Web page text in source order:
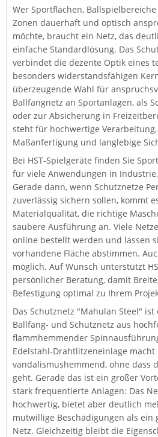
Wer Sportflächen,
Zonen dauerhaft und optisch
möchte, braucht ein Netz, das
einfache Standardlösung. Das
verbindet die dezente Optik eines
besonders widerstandsfähigen
überzeugende Wahl für
Ballfangnetz an Sportanlagen, als
oder zur Absicherung in
steht für hochwertige Verarbeitung,
Maßanfertigung und langlebige
Bei HST-Spielgeräte finden Sie
für viele Anwendungen in
Gerade dann, wenn Schutznetze
zuverlässig sichern sollen, kommt
Materialqualität, die richtige
saubere Ausführung an. Viele
online bestellt werden und lassen
vorhandene Fläche abstimmen.
möglich. Auf Wunsch unterstützt
persönlicher Beratung, damit
Befestigung optimal zu Ihrem
Das Schutznetz "Mahulan Steel" ist
Ballfang- und Schutznetz aus
flammhemmender
Edelstahl-Drahtlitzeneinlage macht
vandalismushemmend, ohne dass
geht. Gerade das ist ein großer
stark frequentierte Anlagen: Das
hochwertig, bietet aber deutlich
mutwillige Beschädigungen als ein
Netz. Gleichzeitig bleibt die